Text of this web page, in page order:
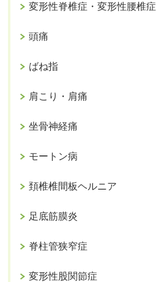
変形性脊椎症・変形性腰椎症
頭痛
ばね指
肩こり・肩痛
坐骨神経痛
モートン病
頚椎椎間板ヘルニア
足底筋膜炎
脊柱管狭窄症
変形性股関節症